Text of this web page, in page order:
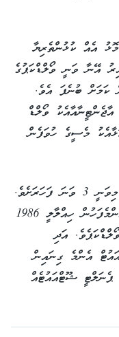
އެއް ކުޅުންތެރިޔާ
އޭނާ ވަނީ ވޯލްޑްކަޕުގެ
ކަމަށް ބުނެފަ އެވެ.
ވޯލްޑް
މެސީގެ ހުވަފެން
އާޖެންޓީނާއިން ވޯލްޑްކަޕުގެ ތަށި ހިއްލާލާފައި މިވަނީ 3 ވަނަ ފަހަރަށެވެ.
އަދި އެއީ 36 އަހަރަށް ފަހު އެވެ. އެޓީމު އެންމެފަހުން ހިއްލާލީ 1986
އަދި އޭގެކުރިން 1978 ގެ ވޯލްޑްކަޕެވެ. އަދި
އެންމެ ގިނައިން
ކާމިޔާބުކުރި ގައުމެވެ. އާޖެންޓީނާއިން ވަނީ 6 ޕެނަލްޓީ ޝޫޓްއައުޓެއް